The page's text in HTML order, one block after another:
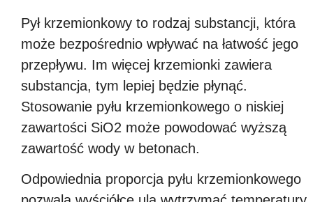
Pył krzemionkowy to rodzaj substancji, która
może bezpośrednio wpływać na łatwość jego
przepływu. Im więcej krzemionki zawiera
substancja, tym lepiej będzie płynąć.
Stosowanie pyłu krzemionkowego o niskiej
zawartości SiO2 może powodować wyższą
zawartość wody w betonach.
Odpowiednia proporcja pyłu krzemionkowego